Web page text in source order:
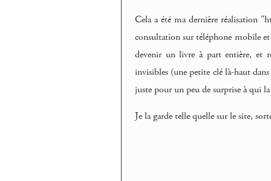
Cela a été ma dernière réalisation
consultation sur téléphone mobile et
devenir un livre à part entière, et
invisibles (une petite clé là-haut
juste pour un peu de surprise à qui
Je la garde telle quelle sur le site,